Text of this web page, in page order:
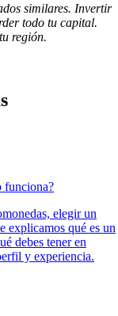
similares. Invertir
todo tu capital.
región.
funciona?
elegir un
explicamos qué es un
debes tener en
y experiencia.